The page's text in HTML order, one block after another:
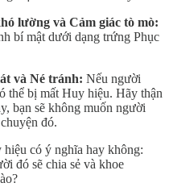
lường và Cảm giác tò mò:
bí mật dưới dạng trứng Phục
và Né tránh: Nếu người
thể bị mất Huy hiệu. Hãy thận
bạn sẽ không muốn người
đó.
có ý nghĩa hay không:
đó sẽ chia sẻ và khoe